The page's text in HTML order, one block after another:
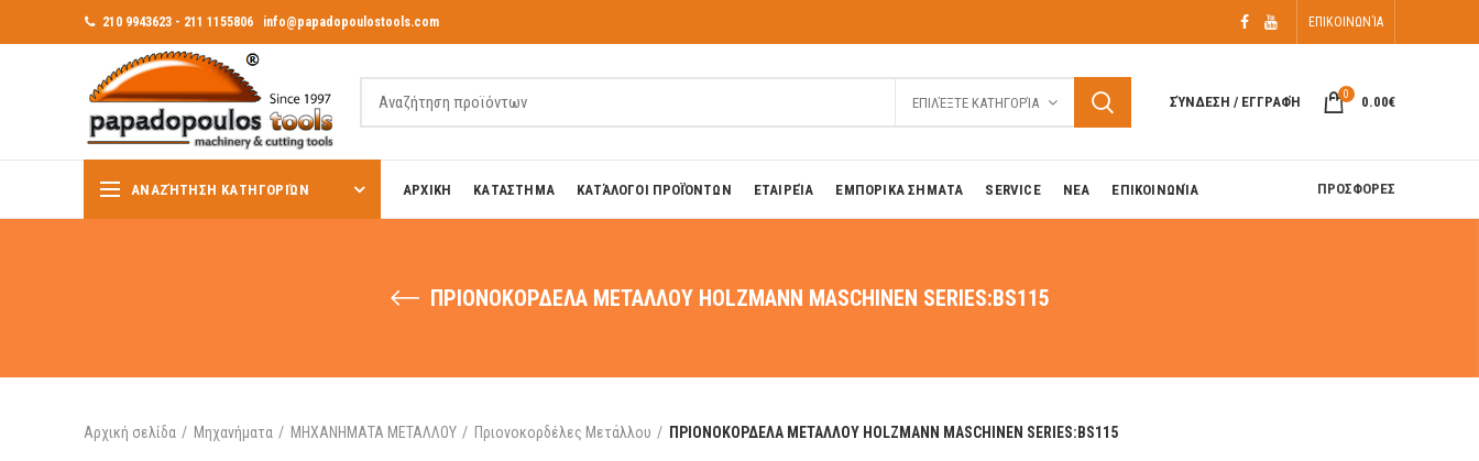
210 9943623 - 211 1155806 info@papadopoulostools.com ΕΠΙΚΟΙΝΩΝΊΑ
ΕΠΙΛΈΞΤΕ ΚΑΤΗΓΟΡΊΑ ΣΎΝΔΕΣΗ / ΕΓΓΡΑΦΉ 0 0.00€
ΑΝΑΖΉΤΗΣΗ ΚΑΤΗΓΟΡΙΏΝ ΑΡΧΙΚΗ ΚΑΤΑΣΤΗΜΑ ΚΑΤΆΛΟΓΟΙ ΠΡΟΪΌΝΤΩΝ ΕΤΑΙΡΕΊΑ ΕΜΠΟΡΙΚΑ ΣΗΜΑΤΑ SERVICE ΝΕΑ ΕΠΙΚΟΙΝΩΝΊΑ ΠΡΟΣΦΟΡΕΣ
ΠΡΙΟΝΟΚΟΡΔΕΛΑ ΜΕΤΑΛΛΟΥ HOLZMANN MASCHINEN SERIES:BS115
Αρχική σελίδα Μηχανήματα ΜΗΧΑΝΗΜΑΤΑ ΜΕΤΑΛΛΟΥ Πριονοκορδέλες Μετάλλου ΠΡΙΟΝΟΚΟΡΔΕΛΑ ΜΕΤΑΛΛΟΥ HOLZMANN MASCHINEN SERIES:BS115